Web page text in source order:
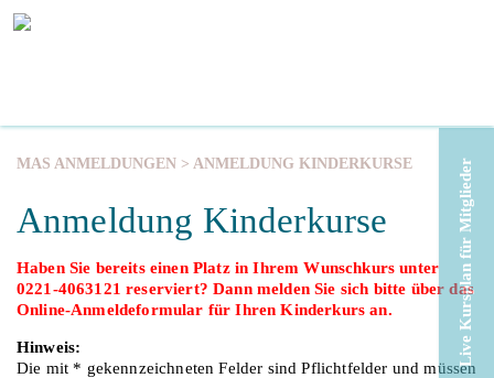
MAS ANMELDUNGEN > ANMELDUNG KINDERKURSE
Anmeldung Kinderkurse
Haben Sie bereits einen Platz in Ihrem Wunschkurs unter
0221-4063121 reserviert? Dann melden Sie sich bitte über das
Online-Anmeldeformular für Ihren Kinderkurs an.
Hinweis:
Die mit * gekennzeichneten Felder sind Pflichtfelder und müssen
Live Kursplan für Mitglieder